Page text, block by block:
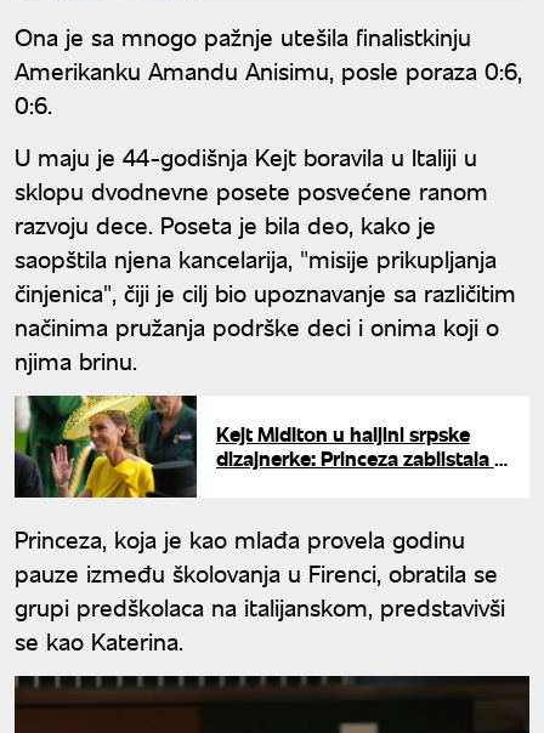
Ona je sa mnogo pažnje utešila finalistkinju
Amerikanku Amandu Anisimu, posle poraza 0:6,
0:6.
U maju je 44-godišnja Kejt boravila u Italiji u
sklopu dvodnevne posete posvećene ranom
razvoju dece. Poseta je bila deo, kako je
saopštila njena kancelarija, "misije prikupljanja
činjenica", čiji je cilj bio upoznavanje sa različitim
načinima pružanja podrške deci i onima koji o
njima brinu.
Kejt Midlton u haljini srpske
dizajnerke: Princeza zablistala u
Princeza, koja je kao mlađa provela godinu
pauze između školovanja u Firenci, obratila se
grupi predškolaca na italijanskom, predstavivši
se kao Katerina.